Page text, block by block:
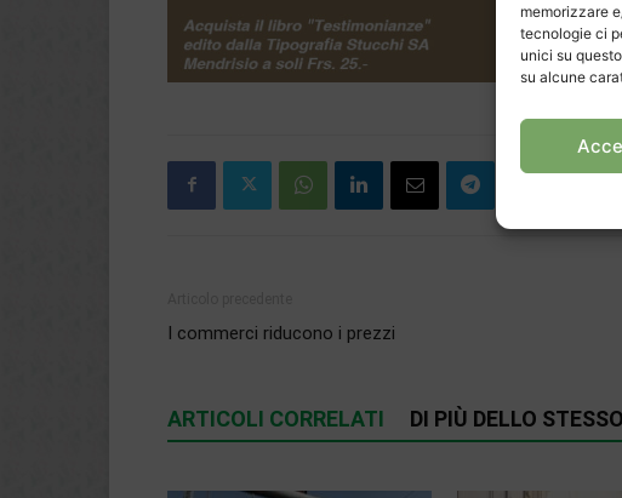
memorizzare
tecnologie ci
unici su
su alcune
I commerci riducono i prezzi
ARTICOLI CORRELATI DI PIÙ DELLO